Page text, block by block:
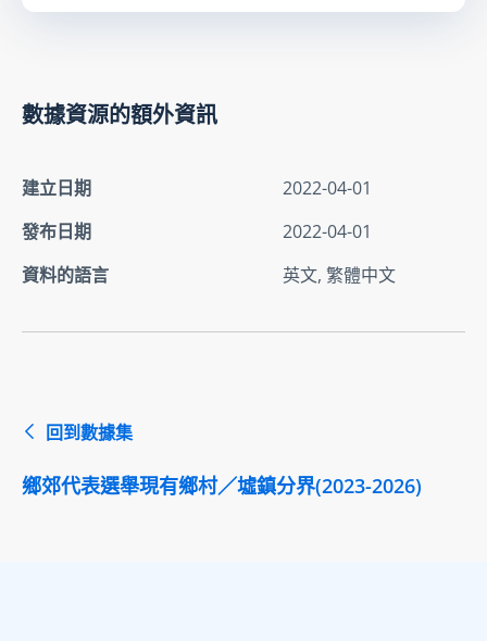
數據資源的額外資訊
建立日期
2022-04-01
發布日期
2022-04-01
資料的語言
英文, 繁體中文
回到數據集
鄉郊代表選舉現有鄉村／墟鎮分界(2023-2026)